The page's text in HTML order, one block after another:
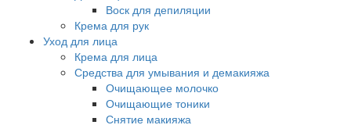
Воск для депиляции
Крема для рук
Уход для лица
Крема для лица
Средства для умывания и демакияжа
Очищающее молочко
Очищающие тоники
Снятие макияжа